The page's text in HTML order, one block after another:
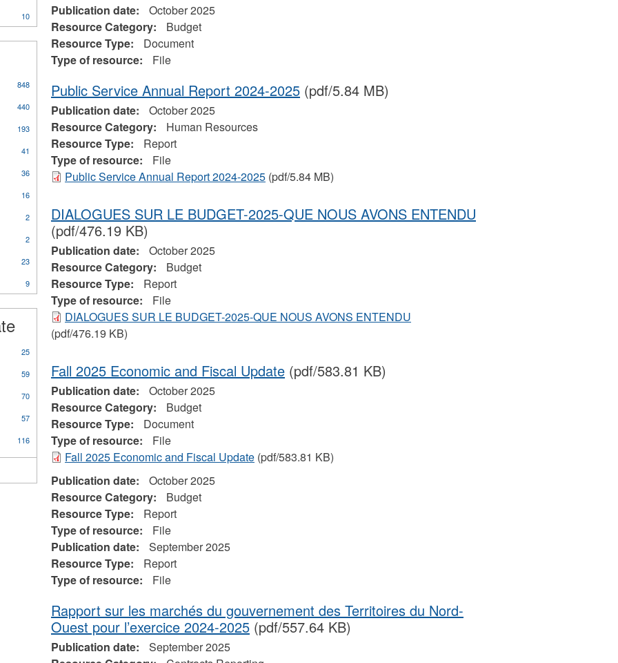
Publication date:
October 2025
Resource Category:
Budget
Resource Type:
Document
Type of resource:
File
Public Service Annual Report 2024-2025(pdf/5.84 MB)
Publication date:
October 2025
Resource Category:
Human Resources
Resource Type:
Report
Type of resource:
File
Public Service Annual Report 2024-2025(pdf/5.84 MB)
DIALOGUES SUR LE BUDGET-2025-QUE NOUS AVONS ENTENDU
(pdf/476.19 KB)
Publication date:
October 2025
Resource Category:
Budget
Resource Type:
Report
Type of resource:
File
DIALOGUES SUR LE BUDGET-2025-QUE NOUS AVONS ENTENDU
(pdf/476.19 KB)
Fall 2025 Economic and Fiscal Update(pdf/583.81 KB)
Publication date:
October 2025
Resource Category:
Budget
Resource Type:
Document
Type of resource:
File
Fall 2025 Economic and Fiscal Update(pdf/583.81 KB)
Publication date:
October 2025
Resource Category:
Budget
Resource Type:
Report
Type of resource:
File
Publication date:
September 2025
Resource Type:
Report
Type of resource:
File
Rapport sur les marchés du gouvernement des Territoires du Nord-
Ouest pour l’exercice 2024-2025(pdf/557.64 KB)
Publication date:
September 2025
10
848
440
193
41
36
16
2
2
23
9
25
59
70
57
116